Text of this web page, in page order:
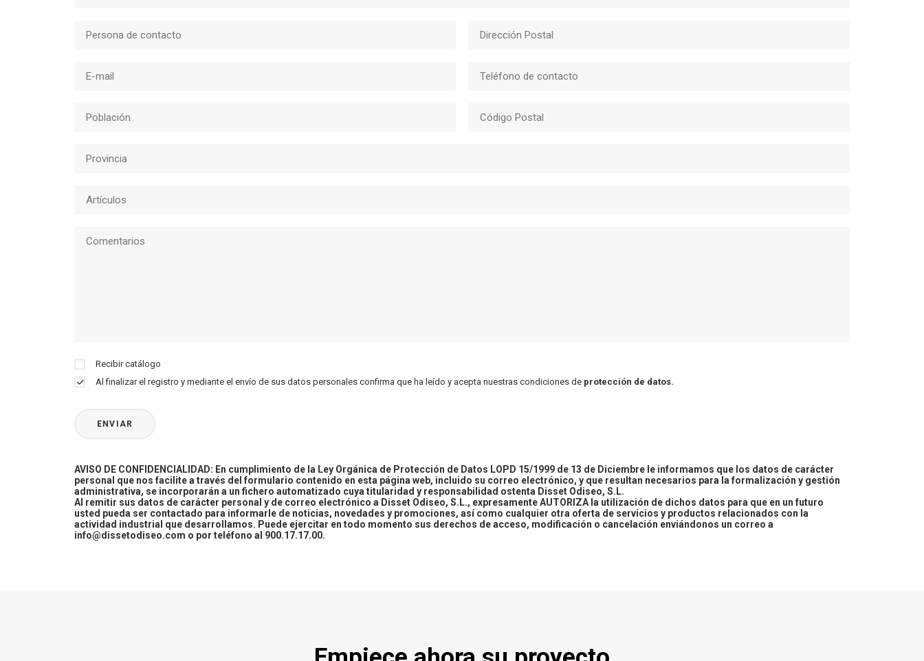
Recibir catálogo
Al finalizar el registro y mediante el envío de sus datos personales confirma que ha leído y acepta nuestras condiciones de protección de datos.
AVISO DE CONFIDENCIALIDAD: En cumplimiento de la Ley Orgánica de Protección de Datos LOPD 15/1999 de 13 de Diciembre le informamos que los datos de carácter
personal que nos facilite a través del formulario contenido en esta página web, incluido su correo electrónico, y que resultan necesarios para la formalización y gestión
administrativa, se incorporarán a un fichero automatizado cuya titularidad y responsabilidad ostenta Disset Odiseo, S.L.
Al remitir sus datos de carácter personal y de correo electrónico a Disset Odiseo, S.L., expresamente AUTORIZA la utilización de dichos datos para que en un futuro
usted pueda ser contactado para informarle de noticias, novedades y promociones, así como cualquier otra oferta de servicios y productos relacionados con la
actividad industrial que desarrollamos. Puede ejercitar en todo momento sus derechos de acceso, modificación o cancelación enviándonos un correo a
info@dissetodiseo.com o por teléfono al 900.17.17.00.